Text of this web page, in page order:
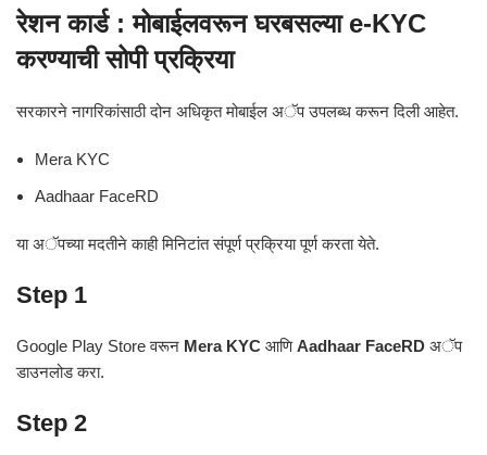
रेशन कार्ड : मोबाईलवरून घरबसल्या e-KYC
करण्याची सोपी प्रक्रिया
सरकारने नागरिकांसाठी दोन अधिकृत मोबाईल अॅप उपलब्ध करून दिली आहेत.
Mera KYC
Aadhaar FaceRD
या अॅपच्या मदतीने काही मिनिटांत संपूर्ण प्रक्रिया पूर्ण करता येते.
Step 1
Google Play Store वरून Mera KYC आणिAadhaar FaceRD अॅप
डाउनलोड करा.
Step 2